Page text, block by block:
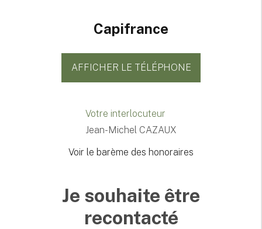
Capifrance
AFFICHER LE TÉLÉPHONE
Votre interlocuteur
Jean-Michel CAZAUX
Voir le barème des honoraires
Je souhaite être
recontacté